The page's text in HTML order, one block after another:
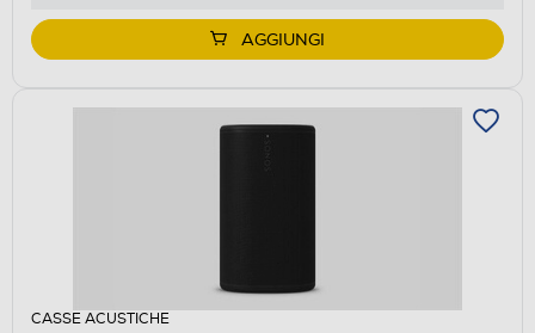
AGGIUNGI
CASSE ACUSTICHE